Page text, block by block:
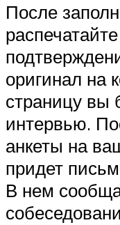
После
оригинал на
страницу вы
интервью.
анкеты на
придет
В нем